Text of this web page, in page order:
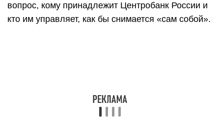
вопрос, кому принадлежит Центробанк России и
кто им управляет, как бы снимается «сам собой».